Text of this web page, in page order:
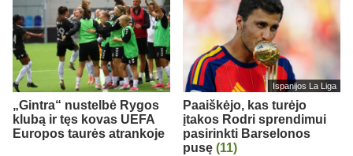
„Gintra“ nustelbė Rygos
klubą ir tęs kovas UEFA
Europos taurės atrankoje
Ispanijos La Liga
Paaiškėjo, kas turėjo
įtakos Rodri sprendimui
pasirinkti Barselonos
pusę (11)